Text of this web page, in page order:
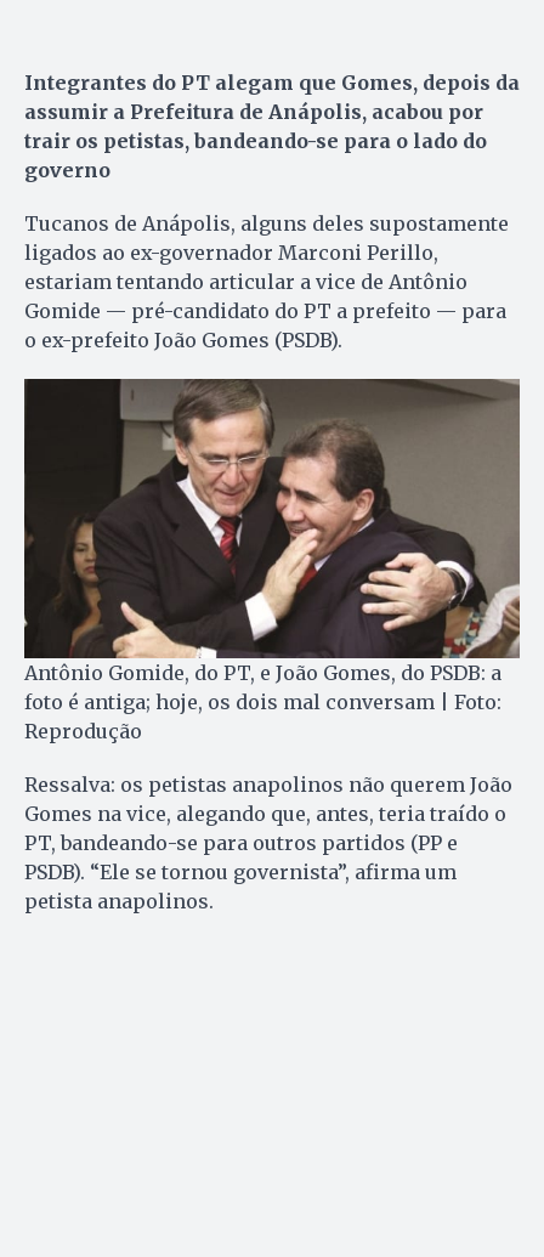
Integrantes do PT alegam que Gomes, depois da
assumir a Prefeitura de Anápolis, acabou por
trair os petistas, bandeando-se para o lado do
governo
Tucanos de Anápolis, alguns deles supostamente
ligados ao ex-governador Marconi Perillo,
estariam tentando articular a vice de Antônio
Gomide — pré-candidato do PT a prefeito — para
o ex-prefeito João Gomes (PSDB).
Antônio Gomide, do PT, e João Gomes, do PSDB: a
foto é antiga; hoje, os dois mal conversam | Foto:
Reprodução
Ressalva: os petistas anapolinos não querem João
Gomes na vice, alegando que, antes, teria traído o
PT, bandeando-se para outros partidos (PP e
PSDB). “Ele se tornou governista”, afirma um
petista anapolinos.